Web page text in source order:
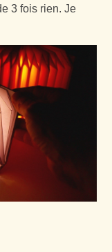
3 fois rien. Je